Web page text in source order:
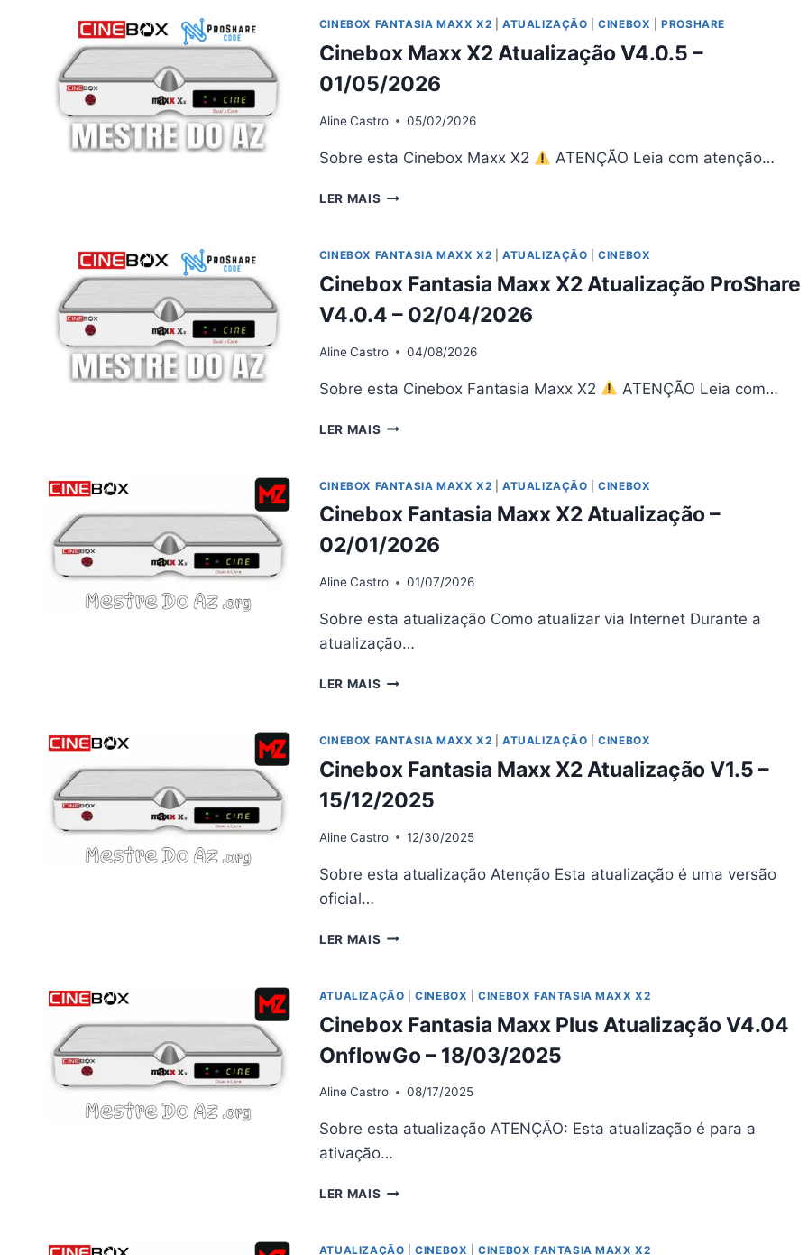
X2
–
01/05/2026
CINEBOX FANTASIA MAXX X2 ATUALIZAÇÃO |CINEBOX |PROSHARE
Cinebox Maxx X2 Atualização V4.0.5 –
01/05/2026
AlineCastro 05/02/2026
Sobre esta Cinebox Maxx X2 ATENÇÃO Leia com atenção…
LER MAIS CINEBOX
ATUALIZAÇÃO
–
01/05/2026
CINEBOX FANTASIA MAXX X2 ATUALIZAÇÃO |CINEBOX
Cinebox Fantasia Maxx X2 Atualização ProShare
V4.0.4 – 02/04/2026
AlineCastro 04/08/2026
Sobre esta Cinebox Fantasia Maxx X2 ATENÇÃO Leia com…
LER MAIS CINEBOX
X2
PROSHARE
V4.0.4
–
02/04/2026
CINEBOX FANTASIA MAXX X2 ATUALIZAÇÃO |CINEBOX
Cinebox Fantasia Maxx X2 Atualização –
02/01/2026
AlineCastro 01/07/2026
Sobre esta atualização Como atualizar via Internet Durante a
atualização…
LER MAIS CINEBOX
X2
–
02/01/2026
CINEBOX FANTASIA MAXX X2 ATUALIZAÇÃO |CINEBOX
Cinebox Fantasia Maxx X2 Atualização V1.5 –
15/12/2025
AlineCastro 12/30/2025
Sobre esta atualização Atenção Esta atualização é uma versão
oficial…
LER MAIS CINEBOX
X2
V1.5
–
15/12/2025
ATUALIZAÇÃO |CINEBOX |CINEBOX FANTASIA MAXX X2
Cinebox Fantasia Maxx Plus Atualização V4.04
OnflowGo – 18/03/2025
AlineCastro 08/17/2025
Sobre esta atualização ATENÇÃO: Esta atualização é para a
ativação…
LER MAIS CINEBOX
PLUS
ATUALIZAÇÃO |CINEBOX |CINEBOX FANTASIA MAXX X2